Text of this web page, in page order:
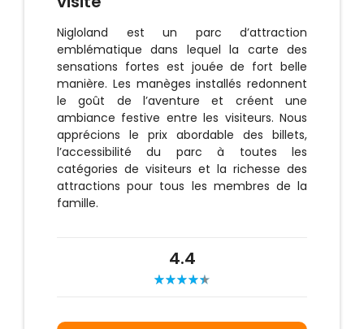
Nigloland est un parc d’attraction
emblématique dans lequel la carte des
sensations fortes est jouée de fort belle
manière. Les manèges installés redonnent
le goût de l’aventure et créent une
ambiance festive entre les visiteurs. Nous
apprécions le prix abordable des billets,
l’accessibilité du parc à toutes les
catégories de visiteurs et la richesse des
attractions pour tous les membres de la
famille.
4.4